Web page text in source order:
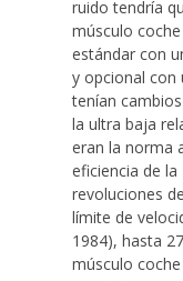
ruido tendría
músculo
estándar con
y opcional con
tenían
la ultra baja
eran la norma
eficiencia de
revoluciones
límite de
1984), hasta
músculo